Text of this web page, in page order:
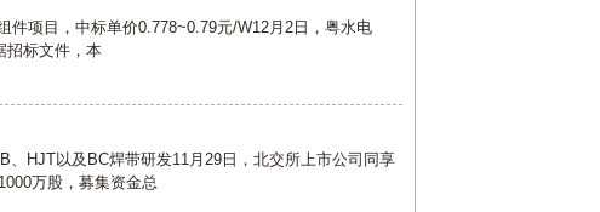
件项目，中标单价0.778~0.79元/W12月2日，粤水电
招标文件，本
HJT以及BC焊带研发11月29日，北交所上市公司同享
万股，募集资金总